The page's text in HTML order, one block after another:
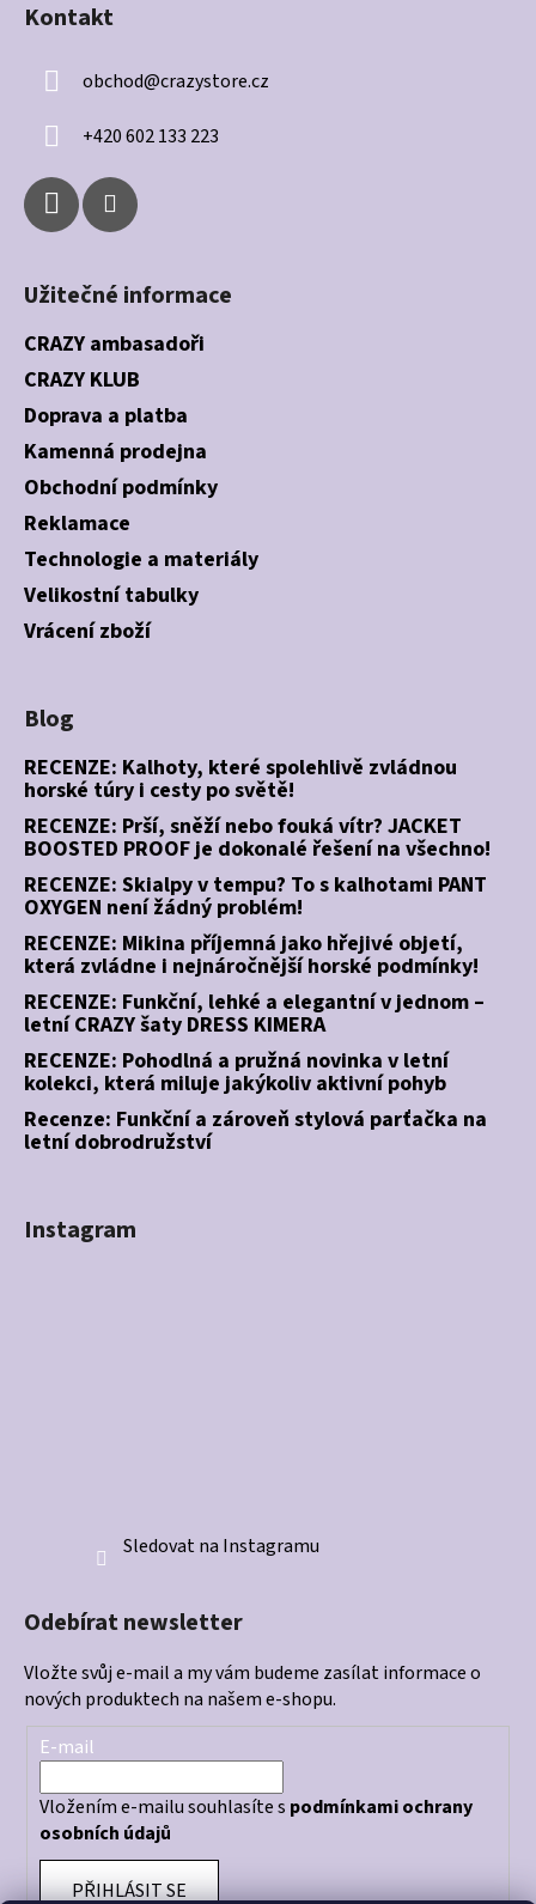
Kontakt
obchod@crazystore.cz
+420 602 133 223
Užitečné informace
CRAZY ambasadoři
CRAZY KLUB
Doprava a platba
Kamenná prodejna
Obchodní podmínky
Reklamace
Technologie a materiály
Velikostní tabulky
Vrácení zboží
Blog
RECENZE: Kalhoty, které spolehlivě zvládnou
horské túry i cesty po světě!
RECENZE: Prší, sněží nebo fouká vítr? JACKET
BOOSTED PROOF je dokonalé řešení na všechno!
RECENZE: Skialpy v tempu? To s kalhotami PANT
OXYGEN není žádný problém!
RECENZE: Mikina příjemná jako hřejivé objetí,
která zvládne i nejnáročnější horské podmínky!
RECENZE: Funkční, lehké a elegantní v jednom –
letní CRAZY šaty DRESS KIMERA
RECENZE: Pohodlná a pružná novinka v letní
kolekci, která miluje jakýkoliv aktivní pohyb
Recenze: Funkční a zároveň stylová parťačka na
letní dobrodružství
Instagram
Sledovat na Instagramu
Odebírat newsletter
Vložte svůj e-mail a my vám budeme zasílat informace o
nových produktech na našem e-shopu.
E-mail
Vložením e-mailu souhlasíte s podmínkami ochrany
osobních údajů
PŘIHLÁSIT SE